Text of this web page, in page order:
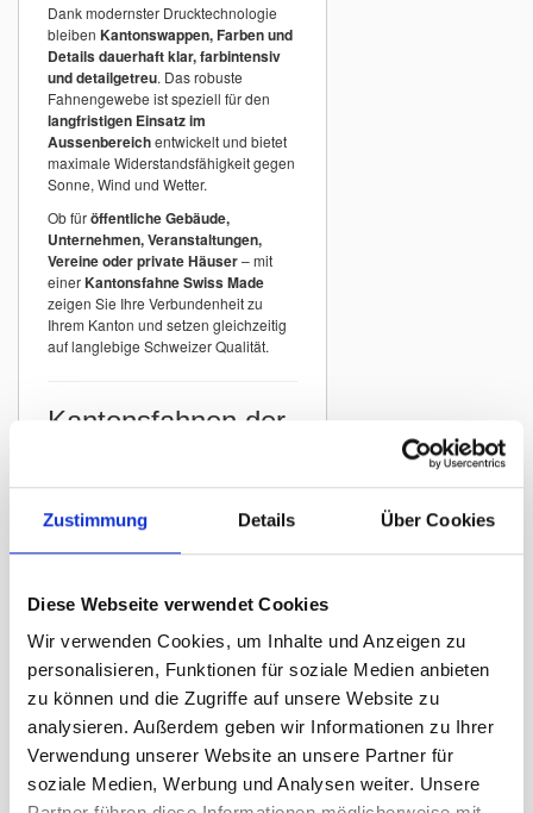
Zustimmung Details Über Cookies
Diese Webseite verwendet Cookies
Wir verwenden Cookies, um Inhalte und Anzeigen zu
personalisieren, Funktionen für soziale Medien anbieten
zu können und die Zugriffe auf unsere Website zu
analysieren. Außerdem geben wir Informationen zu Ihrer
Verwendung unserer Website an unsere Partner für
soziale Medien, Werbung und Analysen weiter. Unsere
Dank modernster Drucktechnologie
bleiben Kantonswappen, Farben und
Details dauerhaft klar, farbintensiv
und detailgetreu. Das robuste
Fahnengewebe ist speziell für den
langfristigen Einsatz im
Aussenbereichentwickelt und bietet
maximale Widerstandsfähigkeit gegen
Sonne, Wind und Wetter.
Ob füröffentliche Gebäude,
Unternehmen, Veranstaltungen,
Vereine oder private Häuser– mit
einerKantonsfahne Swiss Made
zeigen Sie Ihre Verbundenheit zu
Ihrem Kanton und setzen gleichzeitig
auf langlebige Schweizer Qualität.
Kantonsfahnen der
In unserem Sortiment finden Sie
Kantonemit originalgetreuer
Darstellung der offiziellen Wappen.
Kantonsfahne Zürich
Kantonsfahne Bern
Kantonsfahne St. Gallen
Kantonsfahne Graubünden
Kantonsfahne Luzern
Kantonsfahne Thurgau